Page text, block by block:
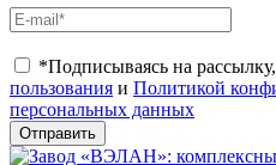
*Подписываясь на
пользования и Политикой
персональных данных
Отправить